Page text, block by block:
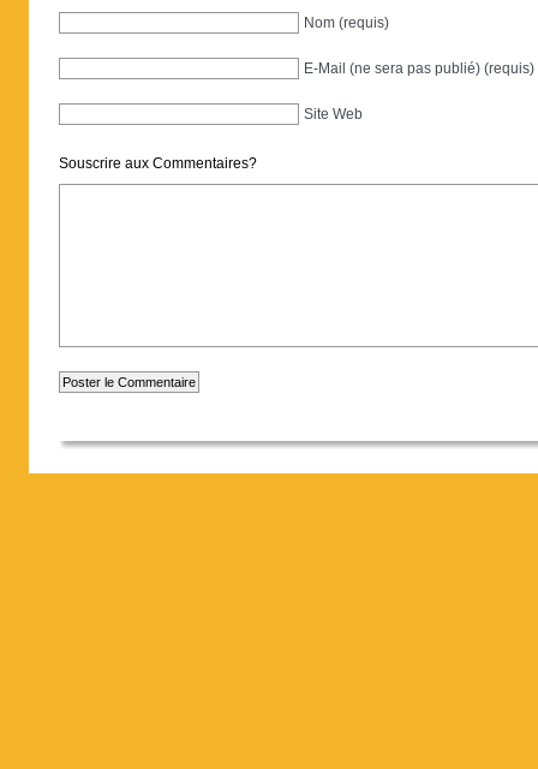
Nom (requis)
E-Mail (ne sera pas publié) (requis)
Site Web
Souscrire aux Commentaires?